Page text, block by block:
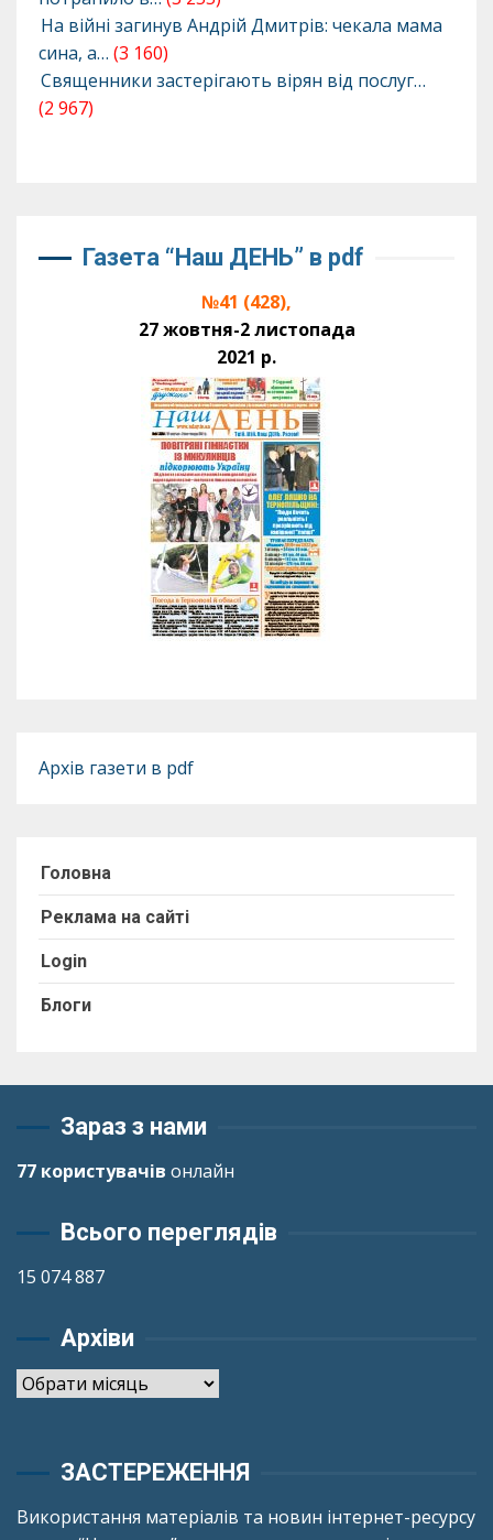
На війні загинув Андрій Дмитрів: чекала мама
сина, а… (3 160)
Священники застерігають вірян від послуг…
(2 967)
Газета “Наш ДЕНЬ” в pdf
№41 (428),
27 жовтня-2 листопада
2021 р.
Архів газети в pdf
Головна
Реклама на сайті
Login
Блоги
Зараз з нами
77 користувачів онлайн
Всього переглядів
15 074 887
Архіви
Архіви
ЗАСТЕРЕЖЕННЯ
Використання матеріалів та новин інтернет-ресурсу